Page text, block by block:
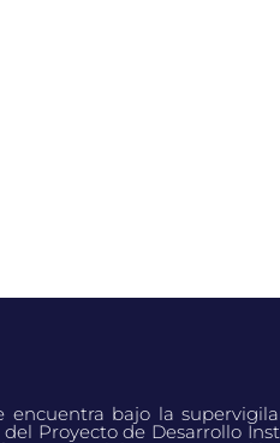
encuentra bajo la
Proyecto de Desarrollo